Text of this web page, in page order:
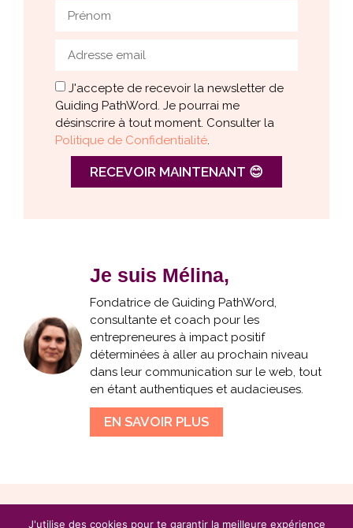
J'accepte de recevoir la newsletter de
Guiding PathWord. Je pourrai me
désinscrire à tout moment. Consulter la
Politique de Confidentialité.
RECEVOIR MAINTENANT 😊
Je suis Mélina,
Fondatrice de Guiding PathWord,
consultante et coach pour les
entrepreneures à impact positif
déterminées à aller au prochain niveau
dans leur communication sur le web, tout
en étant authentiques et audacieuses.
EN SAVOIR PLUS
J'utilise des cookies pour te garantir la meilleure expérience